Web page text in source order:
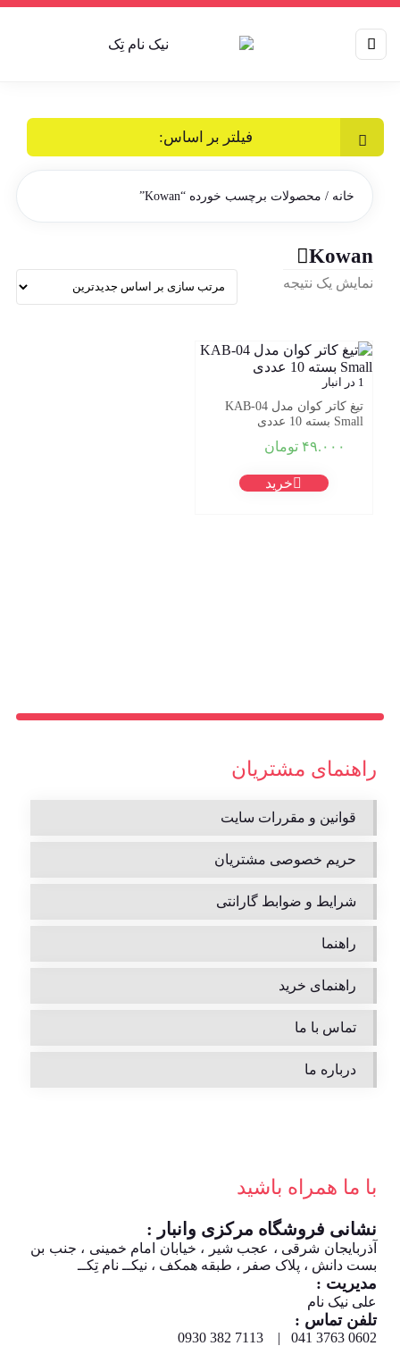
فیلتر بر اساس:
خانه / محصولات برچسب خورده “Kowan”
Kowan
نمایش یک نتیجه
1 در انبار
تیغ کاتر کوان مدل KAB-04
Small بسته 10 عددی
۴۹.۰۰۰ تومان
خرید
راهنمای مشتریان
قوانین و مقررات سایت
حریم خصوصی مشتریان
شرایط و ضوابط گارانتی
راهنما
راهنمای خرید
تماس با ما
درباره ما
با ما همراه باشید
نشانی فروشگاه مرکزی وانبار :
آذربایجان شرقی ، عجب شیر ، خیابان امام خمینی ، جنب بن
بست دانش ، پلاک صفر ، طبقه همکف ، نیکــ نام تِکــ
مدیریت :
علی نیک نام
تلفن تماس :
0602 3763 041 | 7113 382 0930